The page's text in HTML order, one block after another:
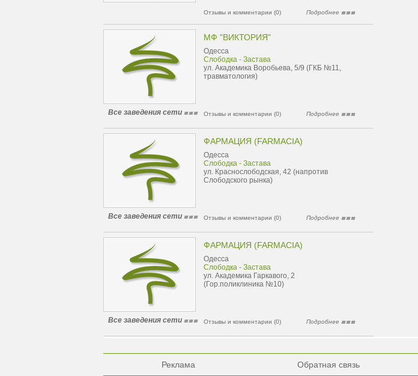
Отзывы и комментарии (0) Подробнее
МФ "ВИКТОРИЯ"
Одесса
Слободка - Застава
ул. Академика Воробьева, 5/9 (ГКБ №11,
травматология)
Все заведения сети Отзывы и комментарии (0) Подробнее
ФАРМАЦИЯ (FARMACIA)
Одесса
Слободка - Застава
ул. Краснослободская, 42 (напротив
Слободского рынка)
Все заведения сети Отзывы и комментарии (0) Подробнее
ФАРМАЦИЯ (FARMACIA)
Одесса
Слободка - Застава
ул. Академика Гаркавого, 2
(Гор.поликлиника №10)
Все заведения сети Отзывы и комментарии (0) Подробнее
Реклама Обратная связь